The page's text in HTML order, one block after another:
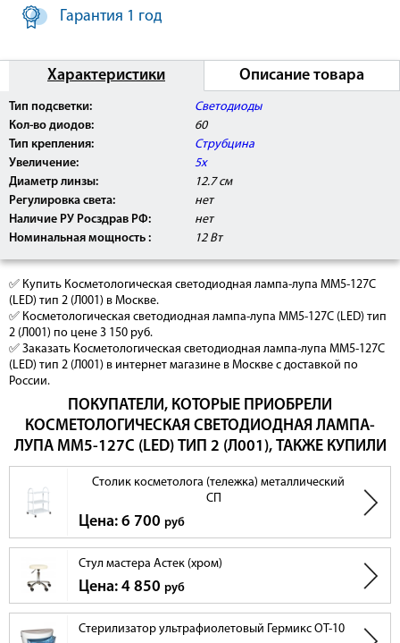
Гарантия 1 год
Характеристики Описание товара
Тип подсветки:
Светодиоды
Кол-во диодов:
60
Тип крепления:
Струбцина
Увеличение:
5х
Диаметр линзы:
12.7 см
Регулировка света:
нет
Наличие РУ Росздрав РФ:
нет
Номинальная мощность :
12 Вт
✅ Купить Косметологическая светодиодная лампа-лупа ММ5-127С
(LED) тип 2 (Л001) в Москве.
✅ Косметологическая светодиодная лампа-лупа ММ5-127С (LED) тип
2 (Л001) по цене 3 150 руб.
✅ Заказать Косметологическая светодиодная лампа-лупа ММ5-127С
(LED) тип 2 (Л001) в интернет магазине в Москве с доставкой по
России.
ПОКУПАТЕЛИ, КОТОРЫЕ ПРИОБРЕЛИ
КОСМЕТОЛОГИЧЕСКАЯ СВЕТОДИОДНАЯ ЛАМПА-
ЛУПА ММ5-127С (LED) ТИП 2 (Л001), ТАКЖЕ КУПИЛИ
Столик косметолога (тележка) металлический
СП
Цена: 6 700 руб
Стул мастера Астек (хром)
Цена: 4 850 руб
Стерилизатор ультрафиолетовый Гермикс ОТ-10